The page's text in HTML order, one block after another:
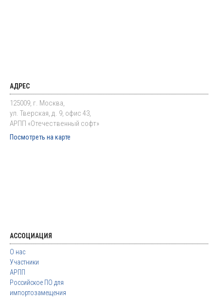
АДРЕС
125009, г. Москва,
ул. Тверская, д. 9, офис 43,
АРПП «Отечественный софт»
Посмотреть на карте
АССОЦИАЦИЯ
О нас
Участники
АРПП
Российское ПО для
импортозамещения